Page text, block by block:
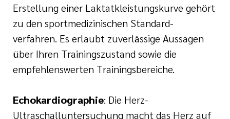
Erstellung einer Laktatkleistungskurve gehört
zu den sportmedizinischen Standard-
verfahren. Es erlaubt zuverlässige Aussagen
über Ihren Trainingszustand sowie die
empfehlenswerten Trainingsbereiche.
Echokardiographie: Die Herz-
Ultraschalluntersuchung macht das Herz auf